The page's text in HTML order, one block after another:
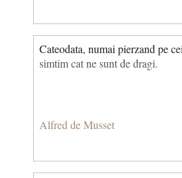
Cateodata, numai pierzand pe
simtim cat ne sunt de dragi.
Alfred de Musset